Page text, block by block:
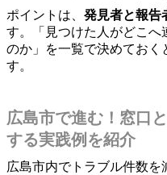
ポイントは、 発見者と報告
す。「見つけた人がどこへ
のか」を一覧で決めておく
す。
広島市で進む！窓口
する実践例を紹介
広島市内でトラブル件数